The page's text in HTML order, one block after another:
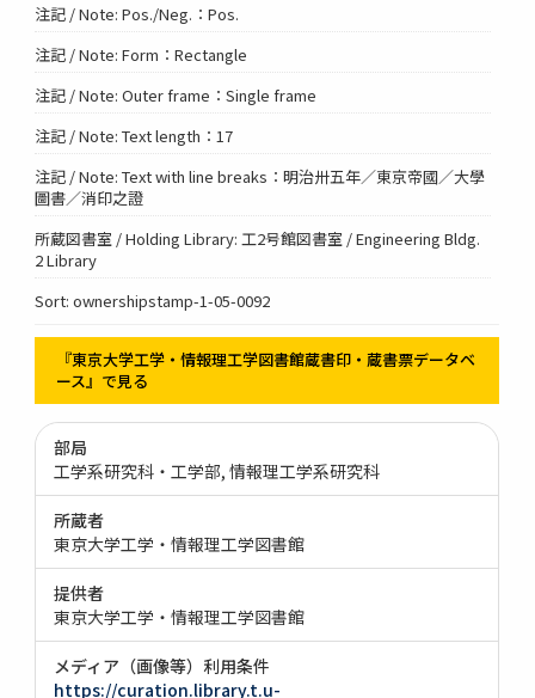
注記 / Note: Pos./Neg.：Pos.
注記 / Note: Form：Rectangle
注記 / Note: Outer frame：Single frame
注記 / Note: Text length：17
注記 / Note: Text with line breaks：明治卅五年／東京帝國／大學
圖書／消印之證
所蔵図書室 / Holding Library: 工2号館図書室 / Engineering Bldg.
2 Library
Sort: ownershipstamp-1-05-0092
『東京大学工学・情報理工学図書館蔵書印・蔵書票データベ
ース』で見る
部局
工学系研究科・工学部 情報理工学系研究科
所蔵者
東京大学工学・情報理工学図書館
提供者
東京大学工学・情報理工学図書館
メディア（画像等）利用条件
https://curation.library.t.u-